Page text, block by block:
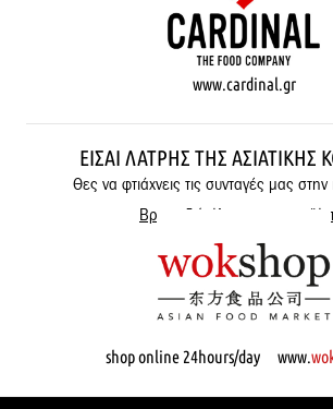
www.cardinal.gr
ΕΊΣΑΙ ΛΆΤΡΗΣ ΤΗΣ ΑΣΙΑΤΙΚΉΣ
Θες να φτιάχνεις τις συνταγές μας
Βρες εδώ όλα μας τα
shop online 24hours/day www.